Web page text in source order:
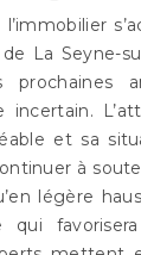
La Seyne-
prochaines
incertain.
et sa
à
légère
qui